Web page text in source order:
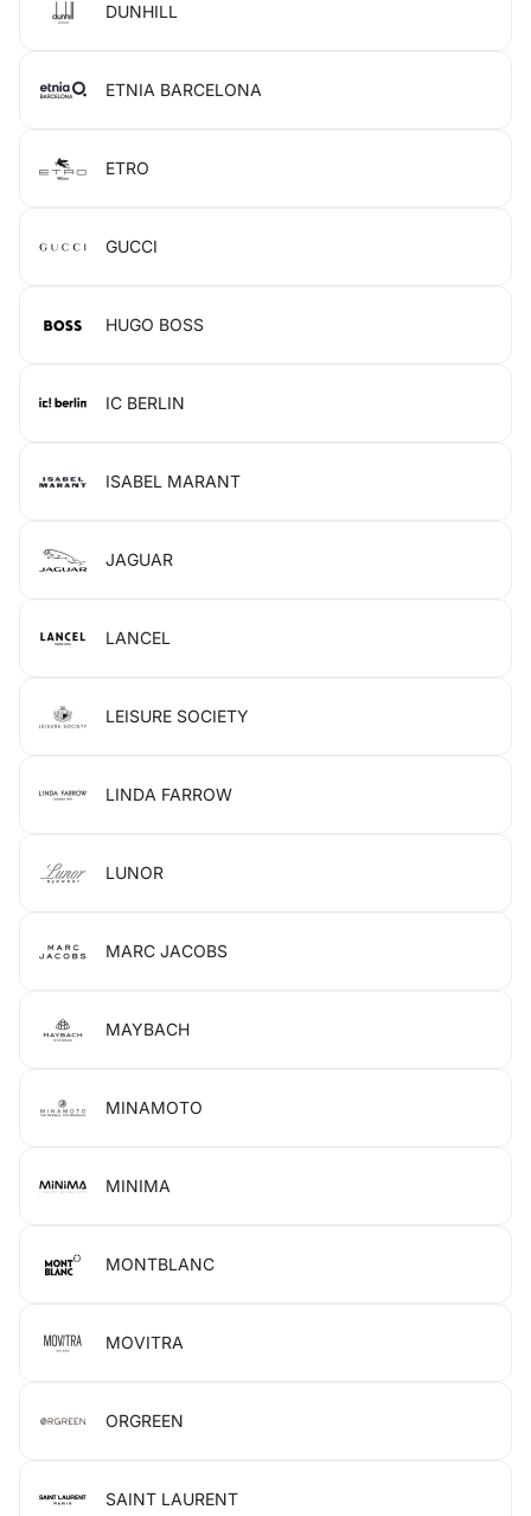
DUNHILL
ETNIA BARCELONA
ETRO
GUCCI
HUGO BOSS
IC BERLIN
ISABEL MARANT
JAGUAR
LANCEL
LEISURE SOCIETY
LINDA FARROW
LUNOR
MARC JACOBS
MAYBACH
MINAMOTO
MINIMA
MONTBLANC
MOVITRA
ORGREEN
SAINT LAURENT